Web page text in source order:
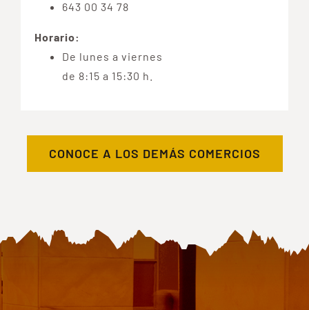
643 00 34 78
Horario:
De lunes a viernes
de 8:15 a 15:30 h.
CONOCE A LOS DEMÁS COMERCIOS